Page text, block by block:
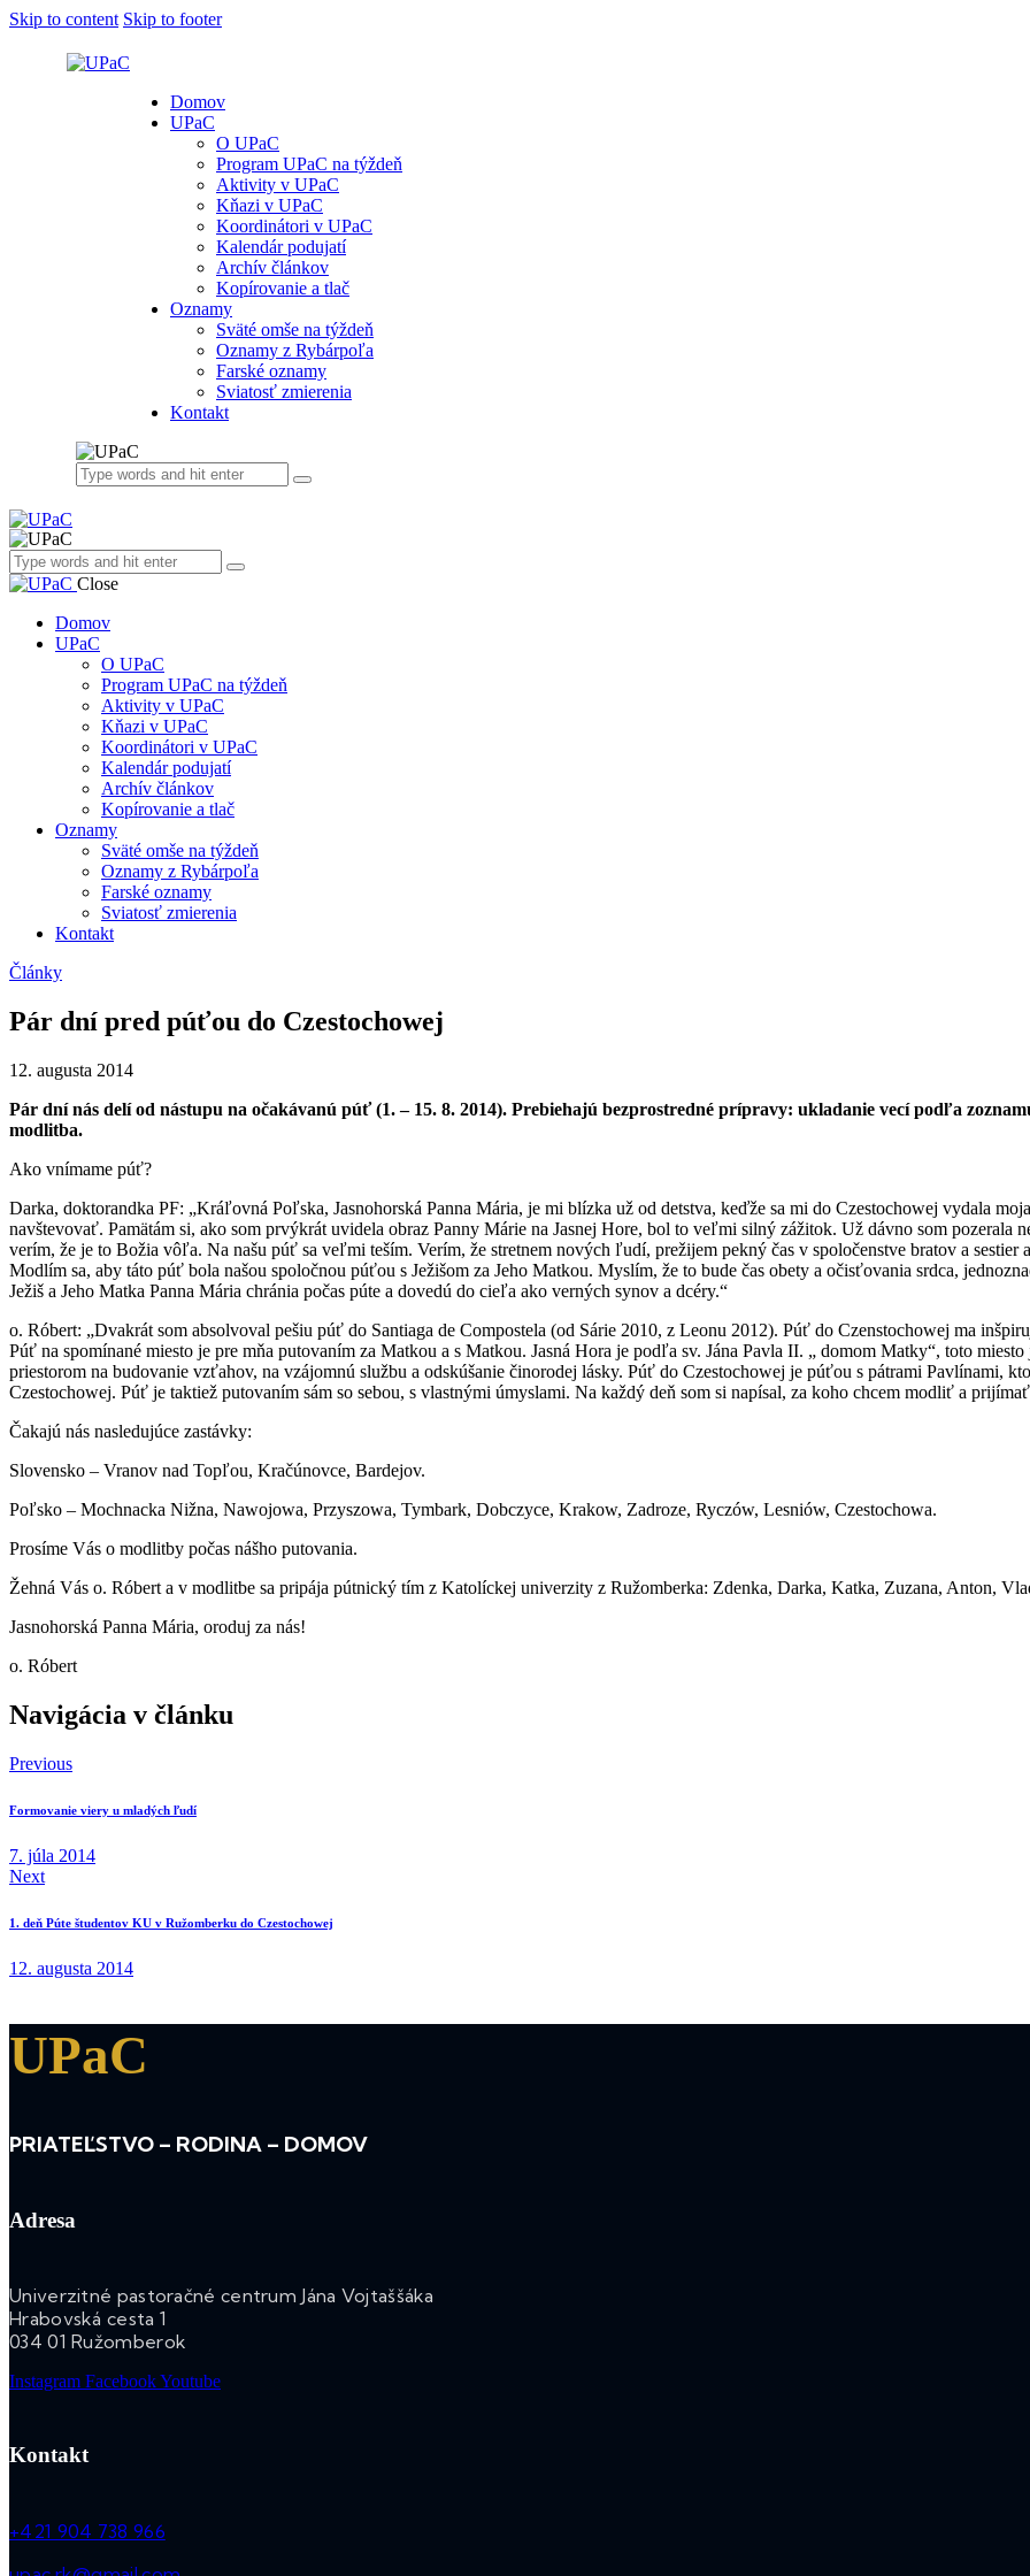
Skip to content Skip to footer
Domov
UPaC
O UPaC
Program UPaC na týždeň
Aktivity v UPaC
Kňazi v UPaC
Koordinátori v UPaC
Kalendár podujatí
Archív článkov
Kopírovanie a tlač
Oznamy
Sväté omše na týždeň
Oznamy z Rybárpoľa
Farské oznamy
Sviatosť zmierenia
Kontakt
Close
Domov
UPaC
O UPaC
Program UPaC na týždeň
Aktivity v UPaC
Kňazi v UPaC
Koordinátori v UPaC
Kalendár podujatí
Archív článkov
Kopírovanie a tlač
Oznamy
Sväté omše na týždeň
Oznamy z Rybárpoľa
Farské oznamy
Sviatosť zmierenia
Kontakt
Články
Pár dní pred púťou do Czestochowej
12. augusta 2014
Pár dní nás delí od nástupu na očakávanú púť (1. – 15. 8. 2014). Prebiehajú bezprostredné prípravy: ukladanie vecí podľa
modlitba.
Ako vnímame púť?
Darka, doktorandka PF: „Kráľovná Poľska, Jasnohorská Panna Mária, je mi blízka už od detstva, keďže sa mi do Czestochowej vydala
navštevovať. Pamätám si, ako som prvýkrát uvidela obraz Panny Márie na Jasnej Hore, bol to veľmi silný zážitok. Už dávno som pozerala
verím, že je to Božia vôľa. Na našu púť sa veľmi teším. Verím, že stretnem nových ľudí, prežijem pekný čas v spoločenstve bratov a sestier
Modlím sa, aby táto púť bola našou spoločnou púťou s Ježišom za Jeho Matkou. Myslím, že to bude čas obety a očisťovania srdca,
Ježiš a Jeho Matka Panna Mária chránia počas púte a dovedú do cieľa ako verných synov a dcéry.“
o. Róbert: „Dvakrát som absolvoval pešiu púť do Santiaga de Compostela (od Sárie 2010, z Leonu 2012). Púť do Czenstochowej ma
Púť na spomínané miesto je pre mňa putovaním za Matkou a s Matkou. Jasná Hora je podľa sv. Jána Pavla II. „ domom Matky“, toto
priestorom na budovanie vzťahov, na vzájomnú službu a odskúšanie činorodej lásky. Púť do Czestochowej je púťou s pátrami Pavlínami,
Czestochowej. Púť je taktiež putovaním sám so sebou, s vlastnými úmyslami. Na každý deň som si napísal, za koho chcem modliť a
Čakajú nás nasledujúce zastávky:
Slovensko – Vranov nad Topľou, Kračúnovce, Bardejov.
Poľsko – Mochnacka Nižna, Nawojowa, Przyszowa, Tymbark, Dobczyce, Krakow, Zadroze, Ryczów, Lesniów, Czestochowa.
Prosíme Vás o modlitby počas nášho putovania.
Žehná Vás o. Róbert a v modlitbe sa pripája pútnický tím z Katolíckej univerzity z Ružomberka: Zdenka, Darka, Katka, Zuzana, Anton,
Jasnohorská Panna Mária, oroduj za nás!
o. Róbert
Navigácia v článku
Previous
Formovanie viery u mladých ľudí
7. júla 2014
Next
1. deň Púte študentov KU v Ružomberku do Czestochowej
12. augusta 2014
UPaC
PRIATEĽSTVO – RODINA – DOMOV
Adresa
Univerzitné pastoračné centrum Jána Vojtaššáka
Hrabovská cesta 1
034 01 Ružomberok
Instagram FacebookYoutube
Kontakt
+421 904 738 966